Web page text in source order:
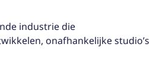
industrie die
onafhankelijke studio’s